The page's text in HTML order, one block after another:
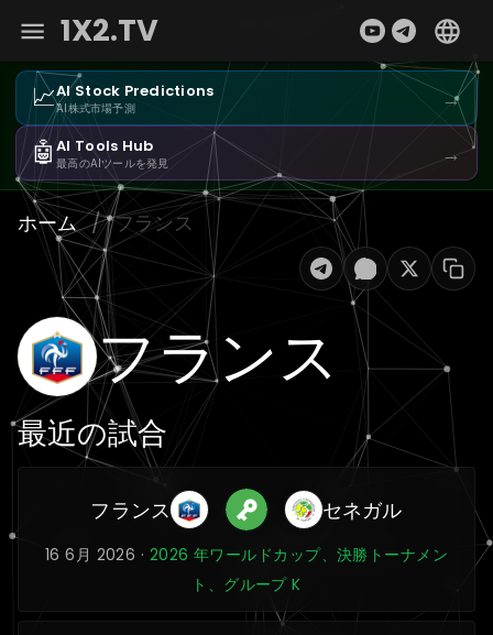
1X2.TV
📈AI Stock Predictions
AI株式市場予測 →
🤖AI Tools Hub
最高のAIツールを発見 →
ホーム / フランス
フランス
最近の試合
フランス セネガル
16 6月 2026 · 2026 年ワールドカップ、決勝トーナメン
ト、グループ K